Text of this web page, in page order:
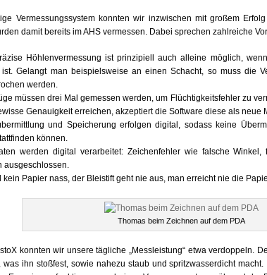
Vermessungssystem konnten wir inzwischen mit großem
damit bereits im AHS vermessen. Dabei sprechen zahlreiche
Höhlenvermessung ist prinzipiell auch alleine möglich,
Gelangt man beispielsweise an einen Schacht, so muss die
werden.
müssen drei Mal gemessen werden, um Flüchtigkeitsfehler zu
Genauigkeit erreichen, akzeptiert die Software diese als neue
und Speicherung erfolgen digital, sodass keine
können.
werden digital verarbeitet: Zeichenfehler wie falsche Winkel,
ausgeschlossen.
kein Papier nass, der Bleistift geht nie aus, man erreicht nie die
Thomas beim Zeichnen auf dem PDA
konnten wir unsere tägliche „Messleistung“ etwa verdoppeln.
was ihn stoßfest, sowie nahezu staub und spritzwasserdicht